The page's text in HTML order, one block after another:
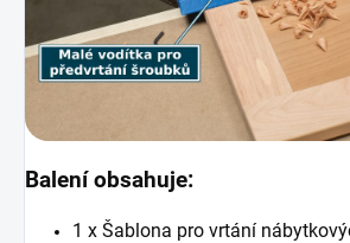
Balení obsahuje:
1 x Šablona pro vrtání